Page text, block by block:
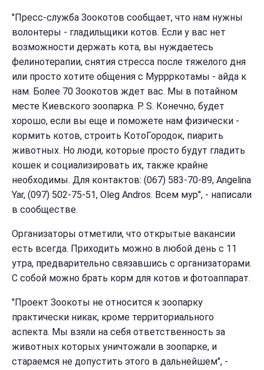
"Пресс-служба Зоокотов сообщает, что нам нужны
волонтеры - гладильщики котов. Если у вас нет
возможности держать кота, вы нуждаетесь
фелинотерапии, снятия стресса после тяжелого дня
или просто хотите общения с Муррркотамы - айда к
нам. Более 70 Зоокотов ждет вас. Мы в потайном
месте Киевского зоопарка. P. S. Конечно, будет
хорошо, если вы еще и поможете нам физически -
кормить котов, строить КотоГородок, пиарить
животных. Но люди, которые просто будут гладить
кошек и социализировать их, также крайне
необходимы. Для контактов: (067) 583-70-89, Angelina
Yar, (097) 502-75-51, Oleg Andros. Всем мур", - написали
в сообществе.
Организаторы отметили, что открытые вакансии
есть всегда. Приходить можно в любой день с 11
утра, предварительно связавшись с организаторами.
С собой можно брать корм для котов и фотоаппарат.
"Проект Зоокоты не относится к зоопарку
практически никак, кроме территориального
аспекта. Мы взяли на себя ответственность за
животных которых уничтожали в зоопарке, и
стараемся не допустить этого в дальнейшем", -